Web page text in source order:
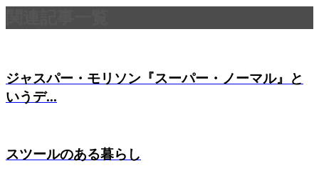
ジャスパー・モリソン『スーパー・ノーマル』と
いうデ...
スツールのある暮らし